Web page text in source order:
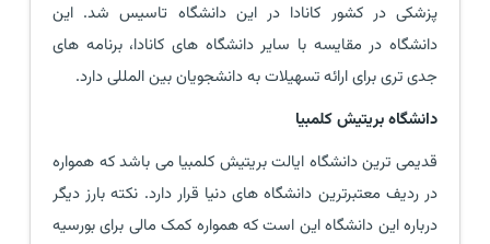
پزشکی در کشور کانادا در این دانشگاه تاسیس شد. این
دانشگاه در مقایسه با سایر دانشگاه های کانادا، برنامه های
جدی تری برای ارائه تسهیلات به دانشجویان بین المللی دارد.
دانشگاه بریتیش کلمبیا
قدیمی ترین دانشگاه ایالت بریتیش کلمبیا می باشد که همواره
در ردیف معتبرترین دانشگاه های دنیا قرار دارد. نکته بارز دیگر
درباره این دانشگاه این است که همواره کمک مالی برای بورسیه